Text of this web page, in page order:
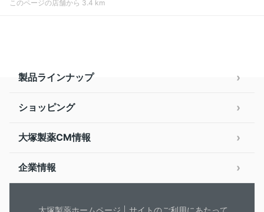
このページの店舗から 3.4 km
製品ラインナップ
ショッピング
大塚製薬CM情報
企業情報